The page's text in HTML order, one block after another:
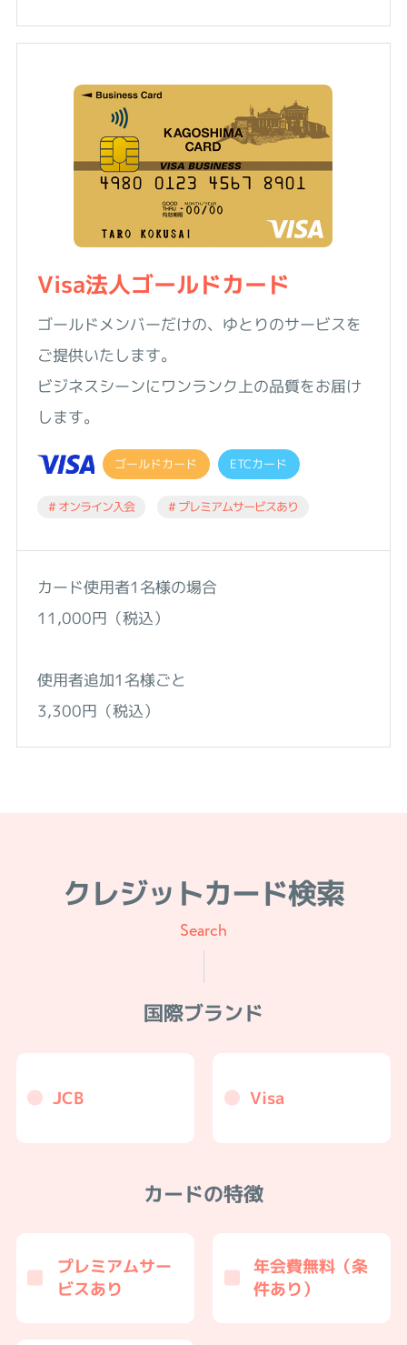
Visa法人ゴールドカード
ゴールドメンバーだけの、ゆとりのサービスを
ご提供いたします。
ビジネスシーンにワンランク上の品質をお届け
します。
ゴールドカード ETCカード
# オンライン入会 # プレミアムサービスあり
カード使用者1名様の場合
11,000円（税込）
使用者追加1名様ごと
3,300円（税込）
クレジットカード検索
Search
国際ブランド
JCB Visa
カードの特徴
プレミアムサー
ビスあり
年会費無料（条
件あり）